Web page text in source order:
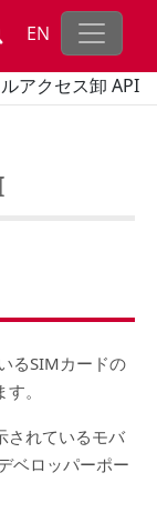
EN
アクセス卸 API
るSIMカードの
。
されているモバ
ベロッパーポー